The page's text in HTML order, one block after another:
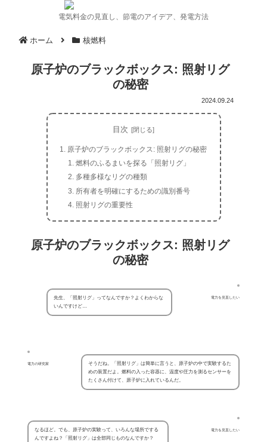
電気料金の見直し、節電のアイデア、発電方法
ホーム 核燃料
原子炉のブラックボックス: 照射リグ
の秘密
2024.09.24
目次
原子炉のブラックボックス: 照射リグの秘密
燃料のふるまいを探る「照射リグ」
多種多様なリグの種類
所有者を明確にするための識別番号
照射リグの重要性
原子炉のブラックボックス: 照射リグ
の秘密
電力を見直したい
先生、「照射リグ」ってなんですか？よくわからな
いんですけど…
電力の研究家
そうだね。「照射リグ」は簡単に言うと、原子炉の中で実験するた
めの装置だよ。燃料の入った容器に、温度や圧力を測るセンサーを
たくさん付けて、原子炉に入れているんだ。
電力を見直したい
なるほど。でも、原子炉の実験って、いろんな場所でする
んですよね？「照射リグ」は全部同じものなんですか？